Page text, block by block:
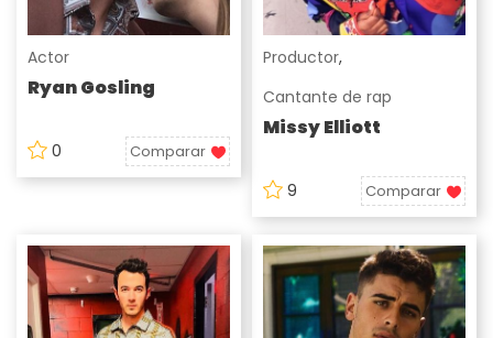
Actor
Ryan Gosling
0 Comparar
Productor,
Cantante de rap
Missy Elliott
9 Comparar